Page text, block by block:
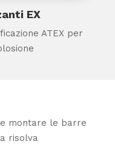
EX
ATEX per
montare le barre
risolva